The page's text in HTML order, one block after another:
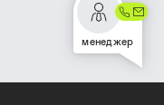
менеджер